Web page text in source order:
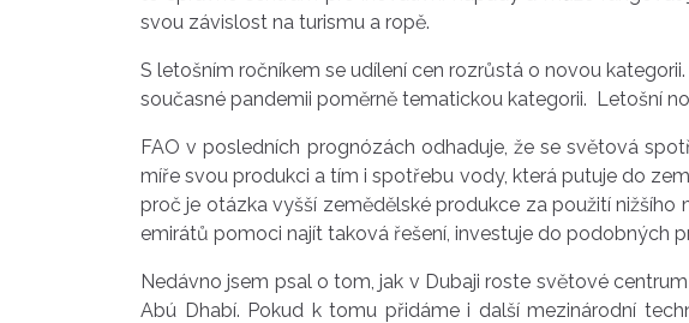
svou závislost na turismu a ropě.
S letošním ročníkem se udílení cen rozrůstá o novou
současné pandemii poměrně tematickou kategorii. Letošní
FAO v posledních prognózách odhaduje, že se světová
míře svou produkci a tím i spotřebu vody, která putuje do
proč je otázka vyšší zemědělské produkce za použití
emirátů pomoci najít taková řešení, investuje do podobných
Nedávno jsem psal o tom, jak v Dubaji roste světové
Abú Dhabí. Pokud k tomu přidáme i další mezinárodní